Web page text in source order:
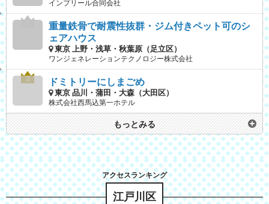
インプリール合同会社
重量鉄骨で耐震性抜群・ジム付きペット可のシ
ェアハウス
東京 上野・浅草・秋葉原（足立区）
ワンジェネレーションテクノロジー株式会社
ドミトリーにしまごめ
東京 品川・蒲田・大森（大田区）
株式会社西馬込第一ホテル
もっとみる
江戸川区